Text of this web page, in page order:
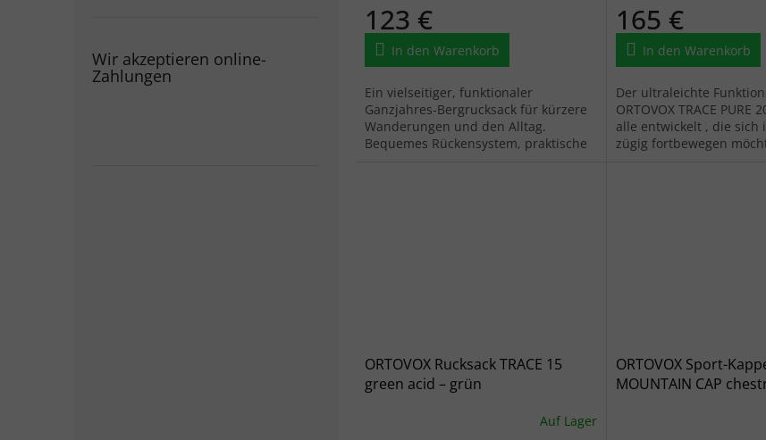
Wir akzeptieren online-
Zahlungen
123 €
In den Warenkorb
Ein vielseitiger, funktionaler
Ganzjahres-Bergrucksack für kürzere
Wanderungen und den Alltag.
Bequemes Rückensystem, praktische
165 €
In den Warenkorb
Der ultraleichte
ORTOVOX TRACE PURE
alle entwickelt , die sich
zügig fortbewegen
ORTOVOX Rucksack TRACE 15
green acid – grün
Auf Lager
ORTOVOX Sport-
MOUNTAIN CAP